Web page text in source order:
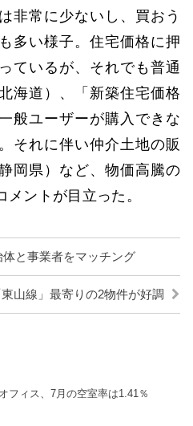
非常に少ないし、買おう
多い様子。住宅価格に押
ているが、それでも普通
海道）、「新築住宅価格
般ユーザーが購入できな
それに伴い仲介土地の販
岡県）など、物価高騰の
ントが目立った。
と事業者をマッチング
山線」最寄りの2物件が好調
フィス、7月の空室率は1.41％